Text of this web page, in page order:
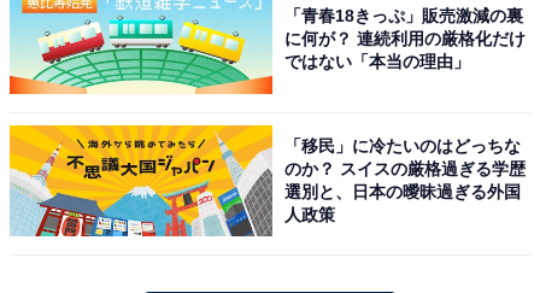
「青春18きっぷ」販売激減の裏
に何が？ 連続利用の厳格化だけ
ではない「本当の理由」
「移民」に冷たいのはどっちな
のか？ スイスの厳格過ぎる学歴
選別と、日本の曖昧過ぎる外国
人政策